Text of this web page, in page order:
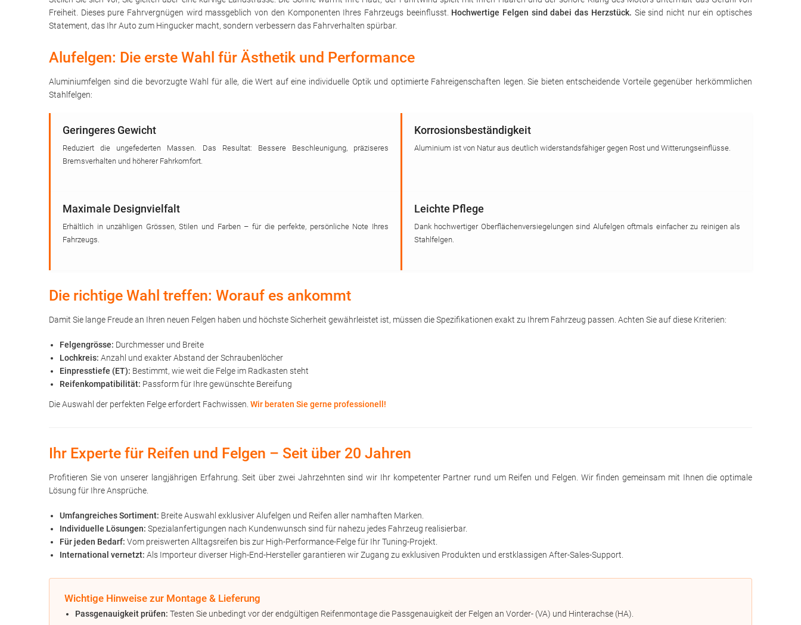
Freiheit. Dieses pure Fahrvergnügen wird massgeblich von den Komponenten Ihres Fahrzeugs beeinflusst. Hochwertige Felgen sind dabei das Herzstück. Sie sind nicht nur ein optisches
Statement, das Ihr Auto zum Hingucker macht, sondern verbessern das Fahrverhalten spürbar.
Alufelgen: Die erste Wahl für Ästhetik und Performance
Aluminiumfelgen sind die bevorzugte Wahl für alle, die Wert auf eine individuelle Optik und optimierte Fahreigenschaften legen. Sie bieten entscheidende Vorteile gegenüber herkömmlichen
Stahlfelgen:
Geringeres Gewicht
Reduziert die ungefederten Massen. Das Resultat: Bessere Beschleunigung, präziseres
Bremsverhalten und höherer Fahrkomfort.
Korrosionsbeständigkeit
Aluminium ist von Natur aus deutlich widerstandsfähiger gegen Rost und Witterungseinflüsse.
Maximale Designvielfalt
Erhältlich in unzähligen Grössen, Stilen und Farben – für die perfekte, persönliche Note Ihres
Fahrzeugs.
Leichte Pflege
Dank hochwertiger Oberflächenversiegelungen sind Alufelgen oftmals einfacher zu reinigen als
Stahlfelgen.
Die richtige Wahl treffen: Worauf es ankommt
Damit Sie lange Freude an Ihren neuen Felgen haben und höchste Sicherheit gewährleistet ist, müssen die Spezifikationen exakt zu Ihrem Fahrzeug passen. Achten Sie auf diese Kriterien:
Felgengrösse: Durchmesser und Breite
Lochkreis: Anzahl und exakter Abstand der Schraubenlöcher
Einpresstiefe (ET): Bestimmt, wie weit die Felge im Radkasten steht
Reifenkompatibilität: Passform für Ihre gewünschte Bereifung
Die Auswahl der perfekten Felge erfordert Fachwissen. Wir beraten Sie gerne professionell!
Ihr Experte für Reifen und Felgen – Seit über 20 Jahren
Profitieren Sie von unserer langjährigen Erfahrung. Seit über zwei Jahrzehnten sind wir Ihr kompetenter Partner rund um Reifen und Felgen. Wir finden gemeinsam mit Ihnen die optimale
Lösung für Ihre Ansprüche.
Umfangreiches Sortiment: Breite Auswahl exklusiver Alufelgen und Reifen aller namhaften Marken.
Individuelle Lösungen: Spezialanfertigungen nach Kundenwunsch sind für nahezu jedes Fahrzeug realisierbar.
Für jeden Bedarf: Vom preiswerten Alltagsreifen bis zur High-Performance-Felge für Ihr Tuning-Projekt.
International vernetzt: Als Importeur diverser High-End-Hersteller garantieren wir Zugang zu exklusiven Produkten und erstklassigen After-Sales-Support.
Wichtige Hinweise zur Montage & Lieferung
Passgenauigkeit prüfen: Testen Sie unbedingt vor der endgültigen Reifenmontage die Passgenauigkeit der Felgen an Vorder- (VA) und Hinterachse (HA).